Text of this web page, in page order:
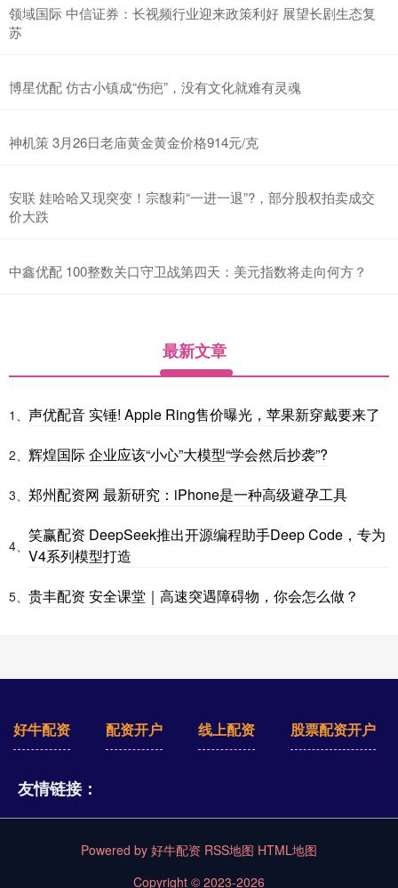
领域国际 中信证券：长视频行业迎来政策利好 展望长剧生态复
苏
博星优配 仿古小镇成“伤疤”，没有文化就难有灵魂
神机策 3月26日老庙黄金黄金价格914元/克
安联 娃哈哈又现突变！宗馥莉“一进一退”?，部分股权拍卖成交
价大跌
中鑫优配 100整数关口守卫战第四天：美元指数将走向何方？
最新文章
1、 声优配音 实锤! Apple Ring售价曝光，苹果新穿戴要来了
2、 辉煌国际 企业应该“小心”大模型“学会然后抄袭”?
3、 郑州配资网 最新研究：iPhone是一种高级避孕工具
4、
笑赢配资 DeepSeek推出开源编程助手Deep Code，专为
V4系列模型打造
5、 贵丰配资 安全课堂｜高速突遇障碍物，你会怎么做？
好牛配资 配资开户 线上配资 股票配资开户
友情链接：
Powered by 好牛配资 RSS地图 HTML地图
Copyright © 2023-2026